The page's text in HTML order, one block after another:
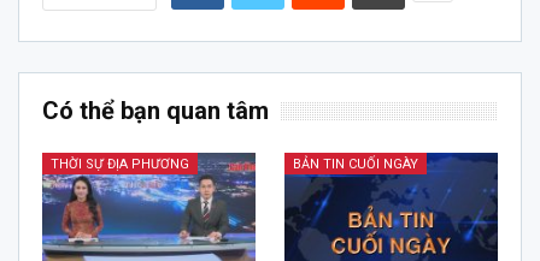
Có thể bạn quan tâm
THỜI SỰ ĐỊA PHƯƠNG BẢN TIN CUỐI NGÀY